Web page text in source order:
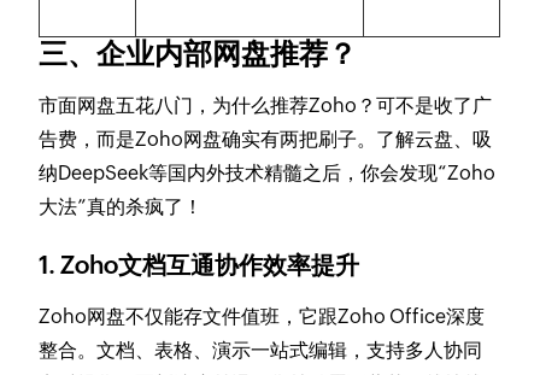
三、企业内部网盘推荐？
市面网盘五花八门，为什么推荐Zoho？可不是收了广
告费，而是Zoho网盘确实有两把刷子。了解云盘、吸
纳DeepSeek等国内外技术精髓之后，你会发现“Zoho
大法”真的杀疯了！
1. Zoho文档互通协作效率提升
Zoho网盘不仅能存文件值班，它跟Zoho Office深度
整合。文档、表格、演示一站式编辑，支持多人协同